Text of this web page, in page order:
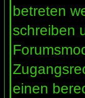
betreten
schreiben
einen